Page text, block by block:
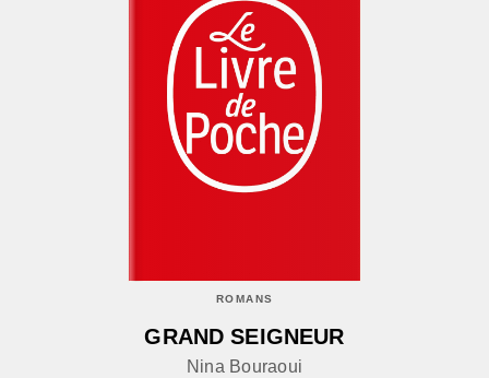
ROMANS
GRAND SEIGNEUR
Nina Bouraoui